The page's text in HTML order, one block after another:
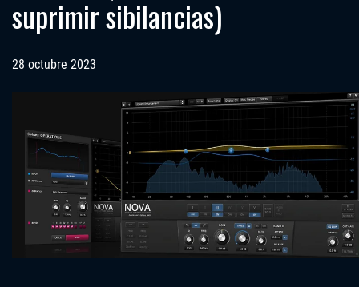
suprimir sibilancias)
28 octubre 2023